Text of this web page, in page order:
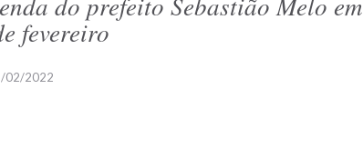
fevereiro
02/2022